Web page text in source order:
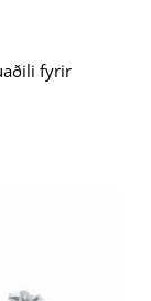
fyrir